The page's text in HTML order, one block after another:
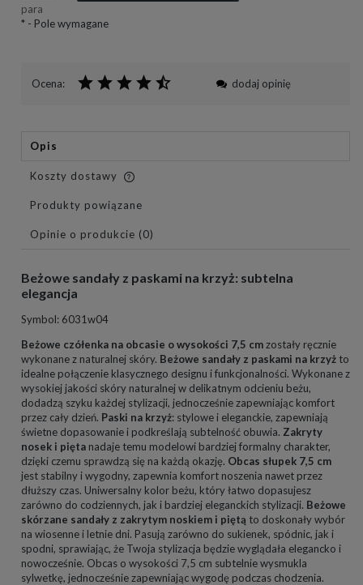
para
* - Pole wymagane
Ocena: dodaj opinię
Opis
Koszty dostawy
Cena nie zawiera ewentualnych kosztów płatności
Produkty powiązane
Opinie o produkcie (0)
Beżowe sandały z paskami na krzyż: subtelna
elegancja
Symbol: 6031w04
Beżowe czółenka na obcasie o wysokości 7,5 cmzostały ręcznie
wykonane z naturalnej skóry. Beżowe sandały z paskami na krzyż to
idealne połączenie klasycznego designu i funkcjonalności. Wykonane z
wysokiej jakości skóry naturalnej w delikatnym odcieniu beżu,
dodadzą szyku każdej stylizacji, jednocześnie zapewniając komfort
przez cały dzień. Paski na krzyż: stylowe i eleganckie, zapewniają
świetne dopasowanie i podkreślają subtelność obuwia. Zakryty
nosek i pięta nadaje temu modelowi bardziej formalny charakter,
dzięki czemu sprawdzą się na każdą okazję. Obcas słupek 7,5 cm
jest stabilny i wygodny, zapewnia komfort noszenia nawet przez
dłuższy czas. Uniwersalny kolor beżu, który łatwo dopasujesz
zarówno do codziennych, jak i bardziej eleganckich stylizacji. Beżowe
skórzane sandały z zakrytym noskiem i piętą to doskonały wybór
na wiosenne i letnie dni. Pasują zarówno do sukienek, spódnic, jak i
spodni, sprawiając, że Twoja stylizacja będzie wyglądała elegancko i
nowocześnie. Obcas o wysokości 7,5 cm subtelnie wysmukla
sylwetkę, jednocześnie zapewniając wygodę podczas chodzenia.